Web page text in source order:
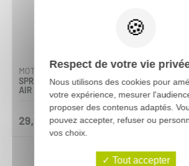
MOTOREX
SPRAY DE FILTRE À
AIR AIR FILTER OIL
29,90 €
DT1
FILTRE À AIR
FOAM POUR
19,90 €
Respect de votre vie
Nous utilisons des cookies pour
votre expérience, mesurer
proposer des contenus adaptés.
pouvez accepter, refuser ou
vos choix.
Tout accepter